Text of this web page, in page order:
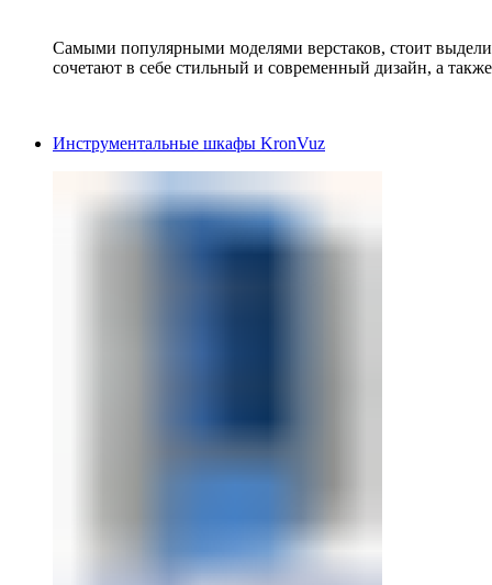
Самыми популярными моделями верстаков, стоит
сочетают в себе стильный и современный дизайн, а
Инструментальные шкафы KronVuz